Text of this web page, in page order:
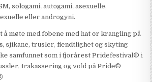
sologami, autogami, asexuelle,
eller androgyni.
møte med fobene med hat or krangling på
sjikane, trusler, fiendtlighet og skyting
samfunnet som i fjorårest Pridefestival©️ i
trakassering og vold på Pride©️